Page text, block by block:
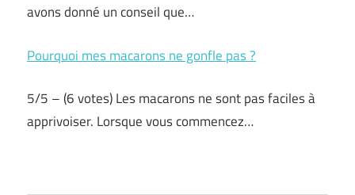
avons donné un conseil que…
Pourquoi mes macarons ne gonfle pas ?
5/5 – (6 votes) Les macarons ne sont pas faciles à
apprivoiser. Lorsque vous commencez…